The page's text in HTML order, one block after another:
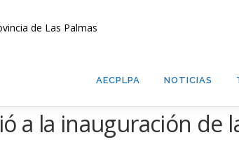
AECPLPA NOTICIAS
a la inauguración de